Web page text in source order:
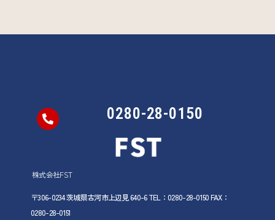
0280-28-0150
株式会社FST
〒306-0234 茨城県古河市上辺見 640-6 TEL：0280-28-0150 FAX：
0280-28-0151